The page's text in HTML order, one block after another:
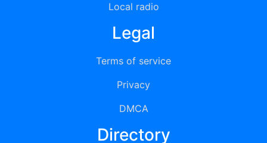
Local radio
Legal
Terms of service
Privacy
DMCA
Directory